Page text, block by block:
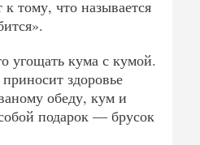
к тому, что называется
угощать кума с кумой.
здоровье
обеду, кум и
подарок — брусок